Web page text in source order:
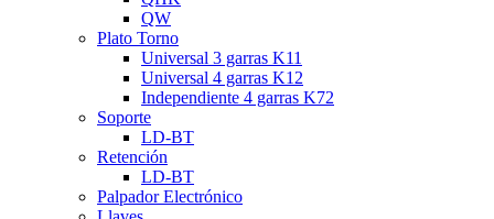
QW
Plato Torno
Universal 3 garras K11
Universal 4 garras K12
Independiente 4 garras K72
Soporte
LD-BT
Retención
LD-BT
Palpador Electrónico